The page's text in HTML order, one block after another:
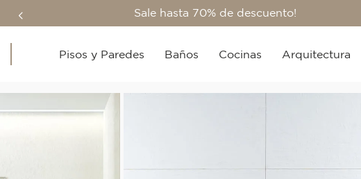
Sale hasta 70% de descuento!
Pisos y Paredes Baños Cocinas Arquitectura